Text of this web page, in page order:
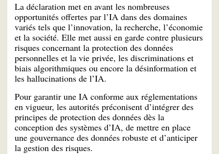
La déclaration met en avant les nombreuses
opportunités offertes par l’IA dans des domaines
variés tels que l’innovation, la recherche, l’économie
et la société. Elle met aussi en garde contre plusieurs
risques concernant la protection des données
personnelles et la vie privée, les discriminations et
biais algorithmiques ou encore la désinformation et
les hallucinations de l’IA.
Pour garantir une IA conforme aux réglementations
en vigueur, les autorités préconisent d’intégrer des
principes de protection des données dès la
conception des systèmes d’IA, de mettre en place
une gouvernance des données robuste et d’anticiper
la gestion des risques.